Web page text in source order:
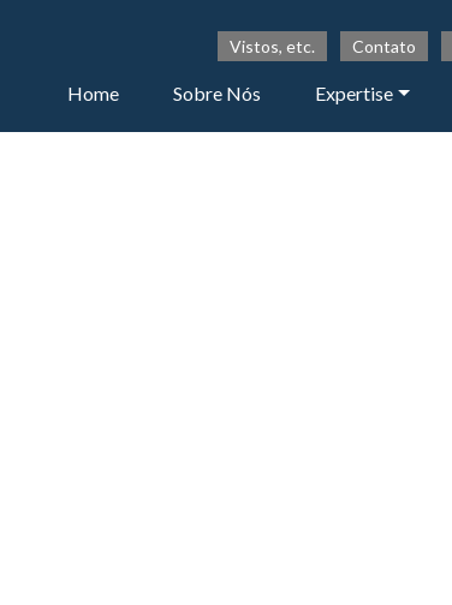
Vistos, etc. Contato
Home Sobre Nós Expertise